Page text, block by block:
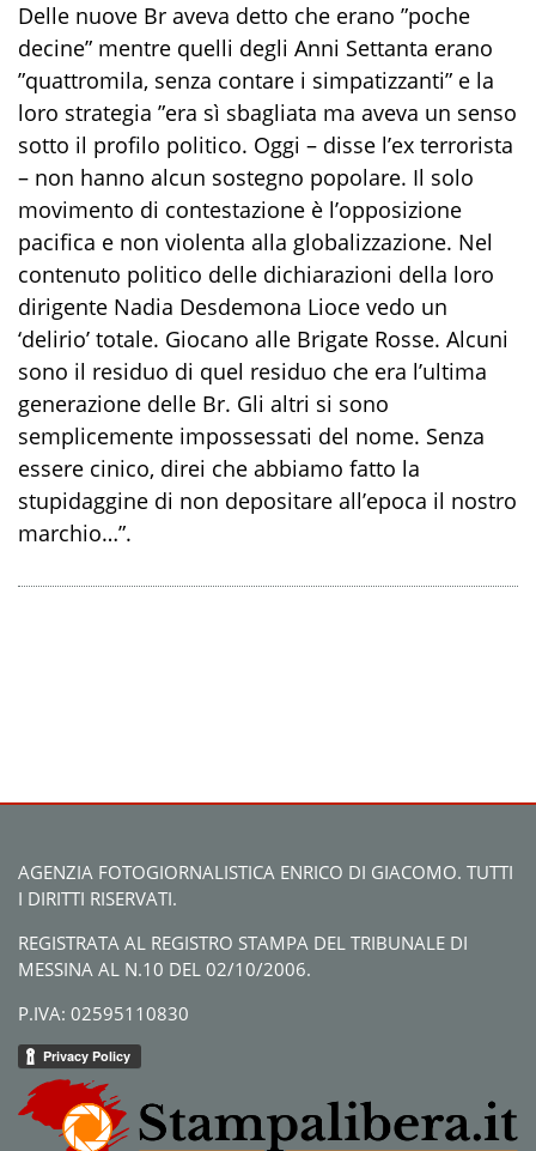
Delle nuove Br aveva detto che erano ”poche
decine” mentre quelli degli Anni Settanta erano
”quattromila, senza contare i simpatizzanti” e la
loro strategia ”era sì sbagliata ma aveva un senso
sotto il profilo politico. Oggi – disse l’ex terrorista
– non hanno alcun sostegno popolare. Il solo
movimento di contestazione è l’opposizione
pacifica e non violenta alla globalizzazione. Nel
contenuto politico delle dichiarazioni della loro
dirigente Nadia Desdemona Lioce vedo un
‘delirio’ totale. Giocano alle Brigate Rosse. Alcuni
sono il residuo di quel residuo che era l’ultima
generazione delle Br. Gli altri si sono
semplicemente impossessati del nome. Senza
essere cinico, direi che abbiamo fatto la
stupidaggine di non depositare all’epoca il nostro
marchio…”.
AGENZIA FOTOGIORNALISTICA ENRICO DI GIACOMO. TUTTI
I DIRITTI RISERVATI.
REGISTRATA AL REGISTRO STAMPA DEL TRIBUNALE DI
MESSINA AL N.10 DEL 02/10/2006.
P.IVA: 02595110830